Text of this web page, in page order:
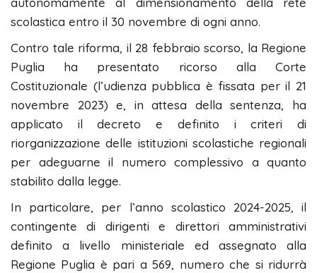
scolastica entro il 30 novembre di ogni anno.
Contro tale riforma, il 28 febbraio scorso, la Regione
Puglia ha presentato ricorso alla Corte
Costituzionale (l’udienza pubblica è fissata per il 21
novembre 2023) e, in attesa della sentenza, ha
applicato il decreto e definito i criteri di
riorganizzazione delle istituzioni scolastiche regionali
per adeguarne il numero complessivo a quanto
stabilito dalla legge.
In particolare, per l’anno scolastico 2024-2025, il
contingente di dirigenti e direttori amministrativi
definito a livello ministeriale ed assegnato alla
Regione Puglia è pari a 569, numero che si ridurrà